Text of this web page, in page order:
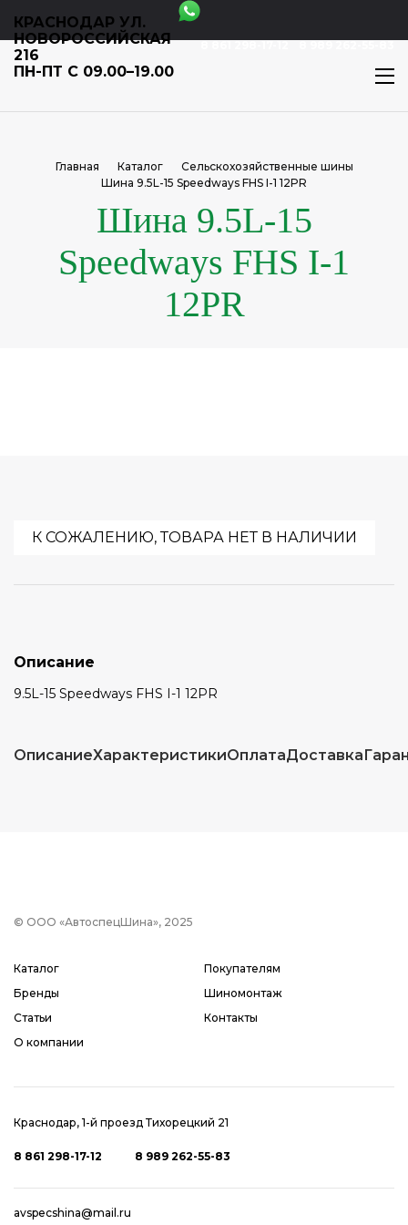
КРАСНОДАР УЛ.
НОВОРОССИЙСКАЯ
216
ПН-ПТ С 09.00–19.00
8 861 298-17-12 8 989 262-55-83
Главная Каталог
Сельскохозяйственные шины
Шина 9.5L-15 Speedways FHS I-1 12PR
Шина 9.5L-15
Speedways FHS I-1
12PR
К СОЖАЛЕНИЮ, ТОВАРА НЕТ В НАЛИЧИИ
Описание
9.5L-15 Speedways FHS I-1 12PR
ОписаниеХарактеристикиОплатаДоставка
© ООО «АвтоспецШина», 2025
Каталог
Бренды
Статьи
О компании
Покупателям
Шиномонтаж
Контакты
Краснодар, 1-й проезд Тихорецкий 21
8 861 298-17-12 8 989 262-55-83
avspecshina@mail.ru